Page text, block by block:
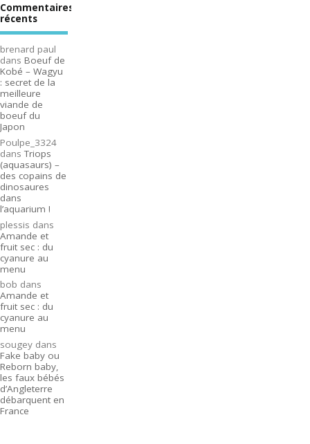
Commentaires
récents
brenard paul
dans Boeuf de
Kobé – Wagyu
: secret de la
meilleure
viande de
boeuf du
Japon
Poulpe_3324
dansTriops
(aquasaurs) –
des copains de
dinosaures
dans
l’aquarium !
plessis dans
Amande et
fruit sec : du
cyanure au
menu
bob dans
Amande et
fruit sec : du
cyanure au
menu
sougey dans
Fake baby ou
Reborn baby,
les faux bébés
d’Angleterre
débarquent en
France